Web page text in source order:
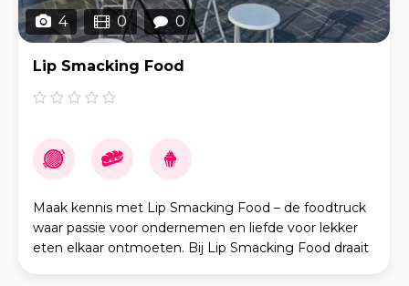
4 0 0
Lip Smacking Food
Maak kennis met Lip Smacking Food – de foodtruck
waar passie voor ondernemen en liefde voor lekker
eten elkaar ontmoeten. Bij Lip Smacking Food draait